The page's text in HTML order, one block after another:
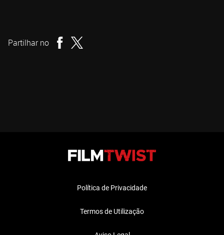
Partilhar no
Política de Privacidade
Termos de Utilização